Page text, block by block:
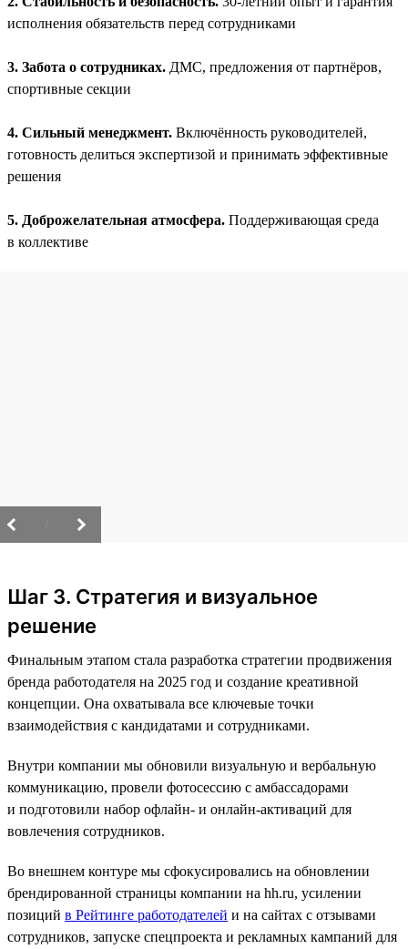
исполнения обязательств перед сотрудниками
3. Забота о сотрудниках. ДМС, предложения от партнёров,
спортивные секции
4. Сильный менеджмент. Включённость руководителей,
готовность делиться экспертизой и принимать эффективные
решения
5. Доброжелательная атмосфера. Поддерживающая среда
в коллективе
Шаг 3. Стратегия и визуальное
решение
Финальным этапом стала разработка стратегии продвижения
бренда работодателя на 2025 год и создание креативной
концепции. Она охватывала все ключевые точки
взаимодействия с кандидатами и сотрудниками.
Внутри компании мы обновили визуальную и вербальную
коммуникацию, провели фотосессию с амбассадорами
и подготовили набор офлайн- и онлайн-активаций для
вовлечения сотрудников.
Во внешнем контуре мы сфокусировались на обновлении
брендированной страницы компании на hh.ru, усилении
позиций в Рейтинге работодателей и на сайтах с отзывами
сотрудников, запуске спецпроекта и рекламных кампаний для